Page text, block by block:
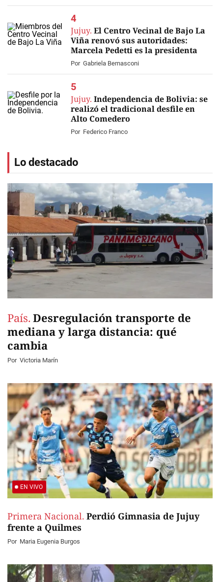
Jujuy. El Centro Vecinal de Bajo La
Viña renovó sus autoridades:
Marcela Pedetti es la presidenta
Por Gabriela Bernasconi
Jujuy. Independencia de Bolivia: se
realizó el tradicional desfile en
Alto Comedero
Por Federico Franco
Lo destacado
País. Desregulación transporte de
mediana y larga distancia: qué
cambia
Por Victoria Marín
EN VIVO
Primera Nacional. Perdió Gimnasia de Jujuy
frente a Quilmes
Por Maria Eugenia Burgos